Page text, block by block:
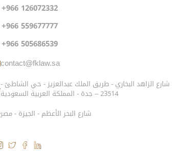
+966 126072332
+966 559677777
+966 505686539
contact@fklaw.sa
شارع الزاهد البخاري - طريق الملك عبدالعزيز - حي الشاطئ -
23514 – جدة - المملكة العربية السعودية
شارع البحر الأعظم - الجيزة - مصر